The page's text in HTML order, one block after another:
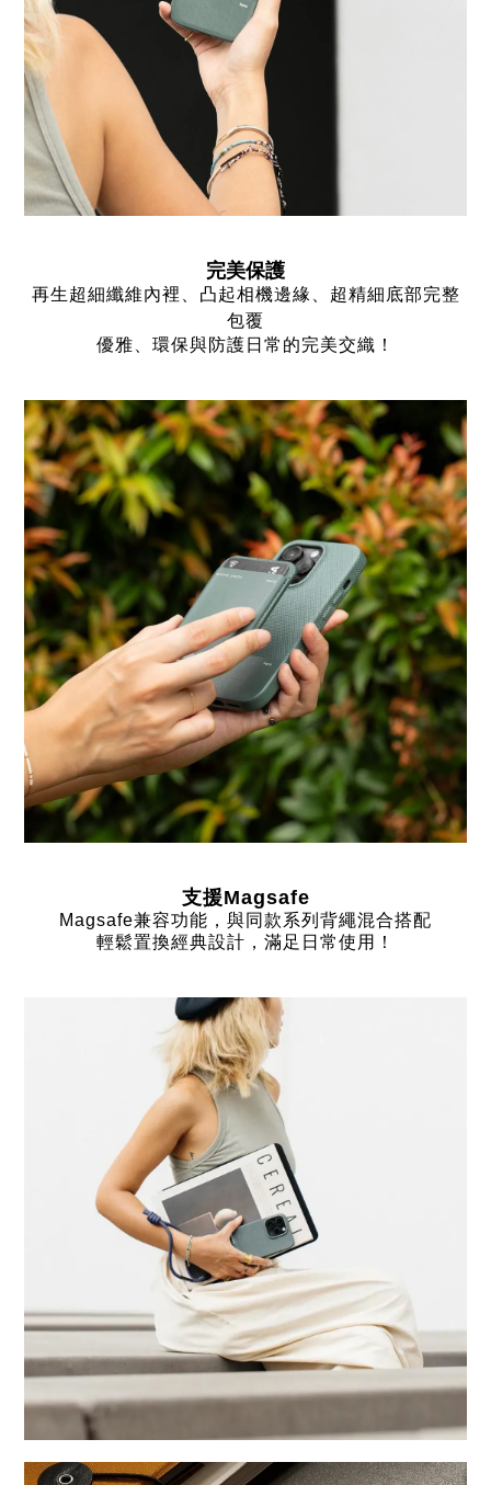
完美保護
再生超細纖維內裡、凸起相機邊緣、超精細底部完整
包覆
優雅、環保與防護日常的完美交織！
支援Magsafe
Magsafe兼容功能， 與同款系列背繩混合搭配
輕鬆置換經典設計，滿足日常使用！